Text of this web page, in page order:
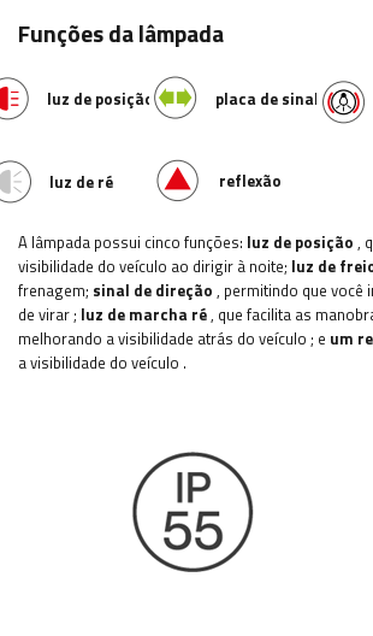
Funções da lâmpada
luz de posição
luz de ré
placa de sinalização
reflexão
A lâmpada possui cinco funções: luz de posição ,
visibilidade do veículo ao dirigir à noite; luz de
frenagem; sinal de direção , permitindo que você
de virar; luz de marcha ré, que facilita as
melhorando a visibilidade atrás do veículo ; e um
a visibilidade do veículo .